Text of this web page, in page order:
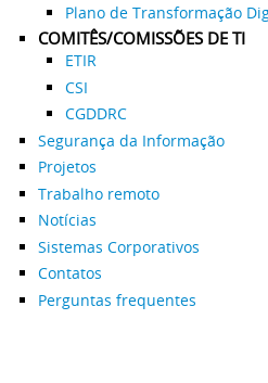
Plano de Transformação
COMITÊS/COMISSÕES DE TI
ETIR
CSI
CGDDRC
Segurança da Informação
Projetos
Trabalho remoto
Notícias
Sistemas Corporativos
Contatos
Perguntas frequentes